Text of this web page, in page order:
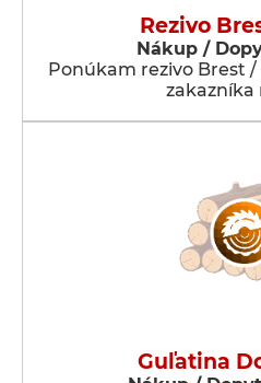
Rezivo
Nákup /
Ponúkam rezivo Brest
zakazníka
Guľatina